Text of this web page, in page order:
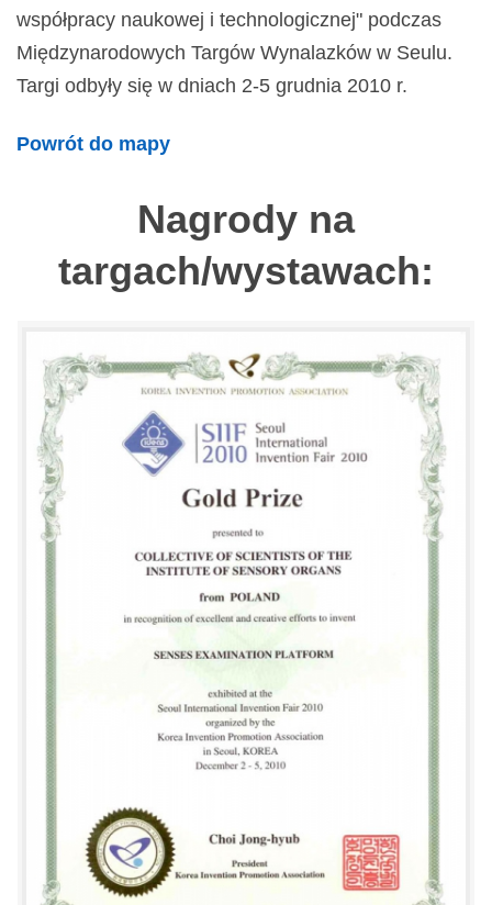
współpracy naukowej i technologicznej" podczas
Międzynarodowych Targów Wynalazków w Seulu.
Targi odbyły się w dniach 2-5 grudnia 2010 r.
Powrót do mapy
Nagrody na
targach/wystawach: